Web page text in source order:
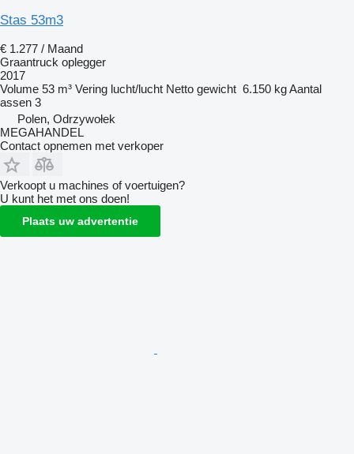
Stas 53m3
€ 1.277 / Maand
Graantruck oplegger
2017
Volume 53 m³ Vering lucht/lucht Netto gewicht 6.150 kgAantal
assen 3
Polen, Odrzywołek
MEGAHANDEL
Contact opnemen met verkoper
Verkoopt u machines of voertuigen?
U kunt het met ons doen!
Plaats uw advertentie